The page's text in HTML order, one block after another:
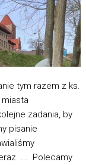
tym razem z ks.
zadania, by
pisanie
... Polecamy